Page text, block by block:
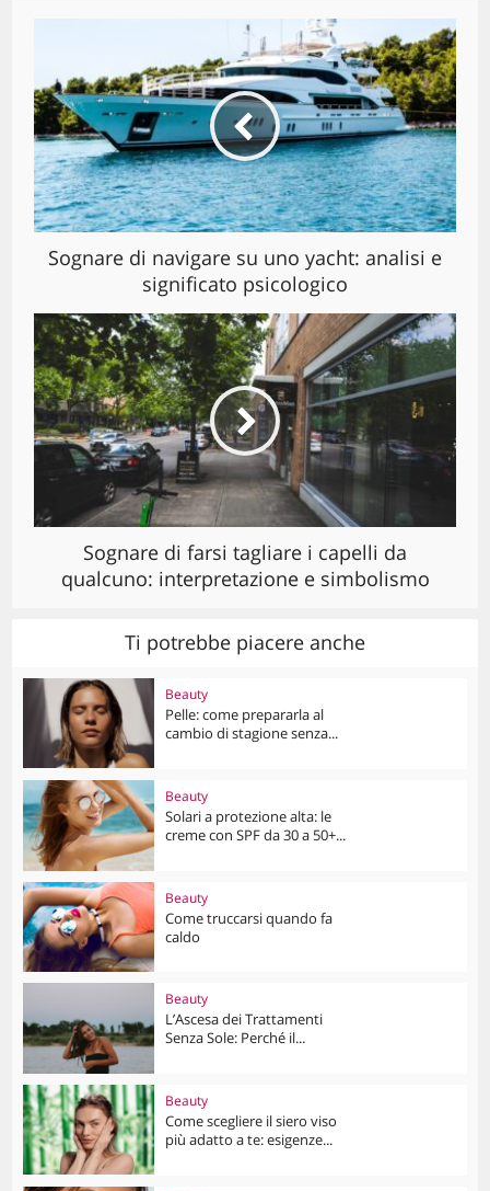
Sognare di navigare su uno yacht: analisi e
significato psicologico
Sognare di farsi tagliare i capelli da
qualcuno: interpretazione e simbolismo
Ti potrebbe piacere anche
Beauty
Pelle: come prepararla al
cambio di stagione senza...
Beauty
Solari a protezione alta: le
creme con SPF da 30 a 50+...
Beauty
Come truccarsi quando fa
caldo
Beauty
L’Ascesa dei Trattamenti
Senza Sole: Perché il...
Beauty
Come scegliere il siero viso
più adatto a te: esigenze...